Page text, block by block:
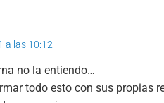
a las 10:12
no la entiendo…
todo esto con sus propias